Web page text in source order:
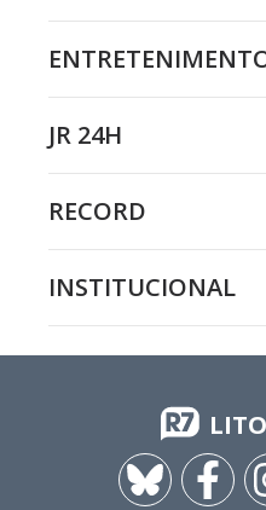
JR 24H
RECORD
INSTITUCIONAL